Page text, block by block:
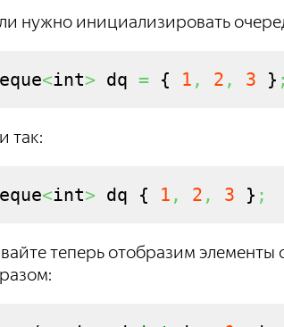
нужно инициализировать
<int> dq = { 1 , 2 , 3 } ;
так:
<int> dq { 1 , 2 , 3 } ;
теперь отобразим